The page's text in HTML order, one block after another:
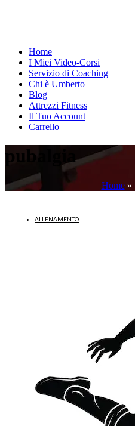
Home
I Miei Video-Corsi
Servizio di Coaching
Chi è Umberto
Blog
Attrezzi Fitness
Il Tuo Account
Carrello
pubalgia
Home»
ALLENAMENTO